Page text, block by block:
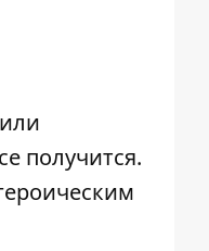
получится.